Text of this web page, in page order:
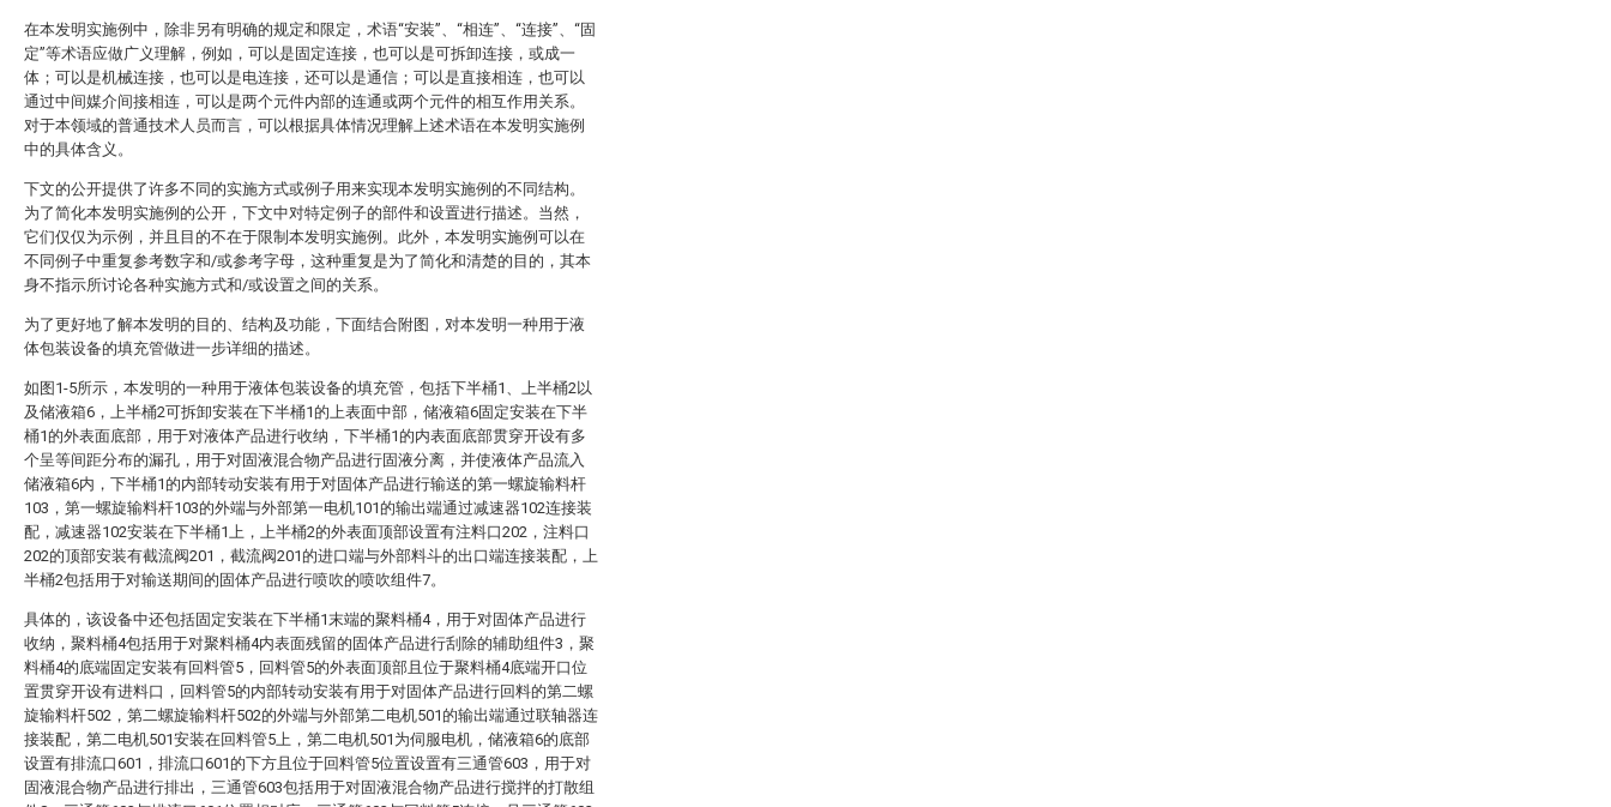
在本发明实施例中，除非另有明确的规定和限定，术语“安装”、“相连”、“连接”、“固
定”等术语应做广义理解，例如，可以是固定连接，也可以是可拆卸连接，或成一
体；可以是机械连接，也可以是电连接，还可以是通信；可以是直接相连，也可以
通过中间媒介间接相连，可以是两个元件内部的连通或两个元件的相互作用关系。
对于本领域的普通技术人员而言，可以根据具体情况理解上述术语在本发明实施例
中的具体含义。
下文的公开提供了许多不同的实施方式或例子用来实现本发明实施例的不同结构。
为了简化本发明实施例的公开，下文中对特定例子的部件和设置进行描述。当然，
它们仅仅为示例，并且目的不在于限制本发明实施例。此外，本发明实施例可以在
不同例子中重复参考数字和/或参考字母，这种重复是为了简化和清楚的目的，其本
身不指示所讨论各种实施方式和/或设置之间的关系。
为了更好地了解本发明的目的、结构及功能，下面结合附图，对本发明一种用于液
体包装设备的填充管做进一步详细的描述。
如图1-5所示，本发明的一种用于液体包装设备的填充管，包括下半桶1、上半桶2以
及储液箱6，上半桶2可拆卸安装在下半桶1的上表面中部，储液箱6固定安装在下半
桶1的外表面底部，用于对液体产品进行收纳，下半桶1的内表面底部贯穿开设有多
个呈等间距分布的漏孔，用于对固液混合物产品进行固液分离，并使液体产品流入
储液箱6内，下半桶1的内部转动安装有用于对固体产品进行输送的第一螺旋输料杆
103，第一螺旋输料杆103的外端与外部第一电机101的输出端通过减速器102连接装
配，减速器102安装在下半桶1上，上半桶2的外表面顶部设置有注料口202，注料口
202的顶部安装有截流阀201，截流阀201的进口端与外部料斗的出口端连接装配，上
半桶2包括用于对输送期间的固体产品进行喷吹的喷吹组件7。
具体的，该设备中还包括固定安装在下半桶1末端的聚料桶4，用于对固体产品进行
收纳，聚料桶4包括用于对聚料桶4内表面残留的固体产品进行刮除的辅助组件3，聚
料桶4的底端固定安装有回料管5，回料管5的外表面顶部且位于聚料桶4底端开口位
置贯穿开设有进料口，回料管5的内部转动安装有用于对固体产品进行回料的第二螺
旋输料杆502，第二螺旋输料杆502的外端与外部第二电机501的输出端通过联轴器连
接装配，第二电机501安装在回料管5上，第二电机501为伺服电机，储液箱6的底部
设置有排流口601，排流口601的下方且位于回料管5位置设置有三通管603，用于对
固液混合物产品进行排出，三通管603包括用于对固液混合物产品进行搅拌的打散组